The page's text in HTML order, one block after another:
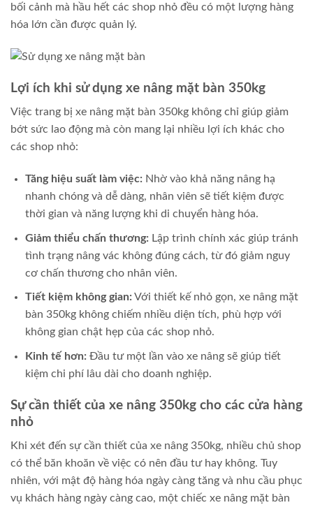
bối cảnh mà hầu hết các shop nhỏ đều có một lượng hàng
hóa lớn cần được quản lý.
Lợi ích khi sử dụng xe nâng mặt bàn 350kg
Việc trang bị xe nâng mặt bàn 350kg không chỉ giúp giảm
bớt sức lao động mà còn mang lại nhiều lợi ích khác cho
các shop nhỏ:
Tăng hiệu suất làm việc: Nhờ vào khả năng nâng hạ
nhanh chóng và dễ dàng, nhân viên sẽ tiết kiệm được
thời gian và năng lượng khi di chuyển hàng hóa.
Giảm thiểu chấn thương: Lập trình chính xác giúp tránh
tình trạng nâng vác không đúng cách, từ đó giảm nguy
cơ chấn thương cho nhân viên.
Tiết kiệm không gian: Với thiết kế nhỏ gọn, xe nâng mặt
bàn 350kg không chiếm nhiều diện tích, phù hợp với
không gian chật hẹp của các shop nhỏ.
Kinh tế hơn: Đầu tư một lần vào xe nâng sẽ giúp tiết
kiệm chi phí lâu dài cho doanh nghiệp.
Sự cần thiết của xe nâng 350kg cho các cửa hàng
nhỏ
Khi xét đến sự cần thiết của xe nâng 350kg, nhiều chủ shop
có thể băn khoăn về việc có nên đầu tư hay không. Tuy
nhiên, với mật độ hàng hóa ngày càng tăng và nhu cầu phục
vụ khách hàng ngày càng cao, một chiếc xe nâng mặt bàn